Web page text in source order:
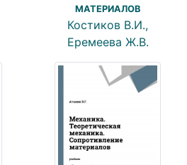
МАТЕРИАЛОВ
Костиков В.И.,
Еремеева Ж.В.